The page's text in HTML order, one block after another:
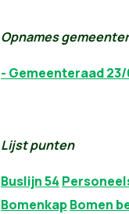
Opnames
- Gemeenteraad
Lijst punten
Buslijn 54
BomenkapBomen